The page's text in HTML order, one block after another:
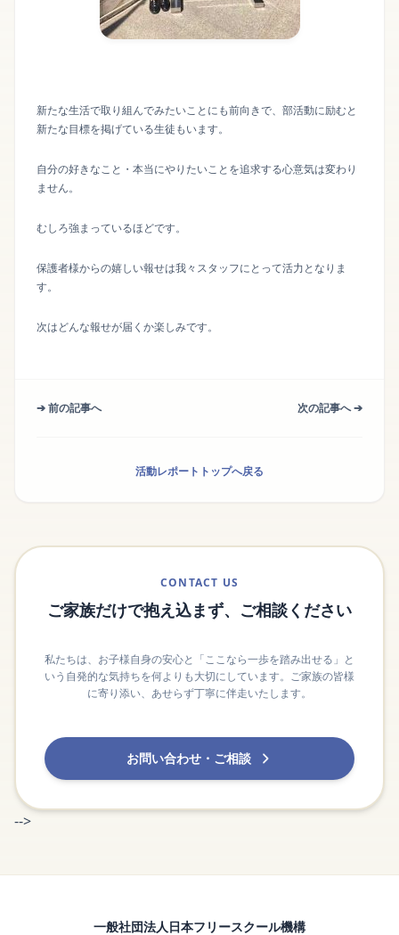
新たな生活で取り組んでみたいことにも前向きで、部活動に励むと
新たな目標を掲げている生徒もいます。
自分の好きなこと・本当にやりたいことを追求する心意気は変わり
ません。
むしろ強まっているほどです。
保護者様からの嬉しい報せは我々スタッフにとって活力となりま
す。
次はどんな報せが届くか楽しみです。
➔ 前の記事へ 次の記事へ ➔
活動レポートトップへ戻る
CONTACT US
ご家族だけで抱え込まず、ご相談ください
私たちは、お子様自身の安心と「ここなら一歩を踏み出せる」と
いう自発的な気持ちを何よりも大切にしています。ご家族の皆様
に寄り添い、あせらず丁寧に伴走いたします。
お問い合わせ・ご相談
-->
一般社団法人日本フリースクール機構